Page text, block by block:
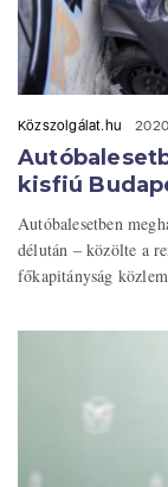
Közszolgálat.hu
kisfiú
Autóbalesetben
délután – közölte a
főkapitányság